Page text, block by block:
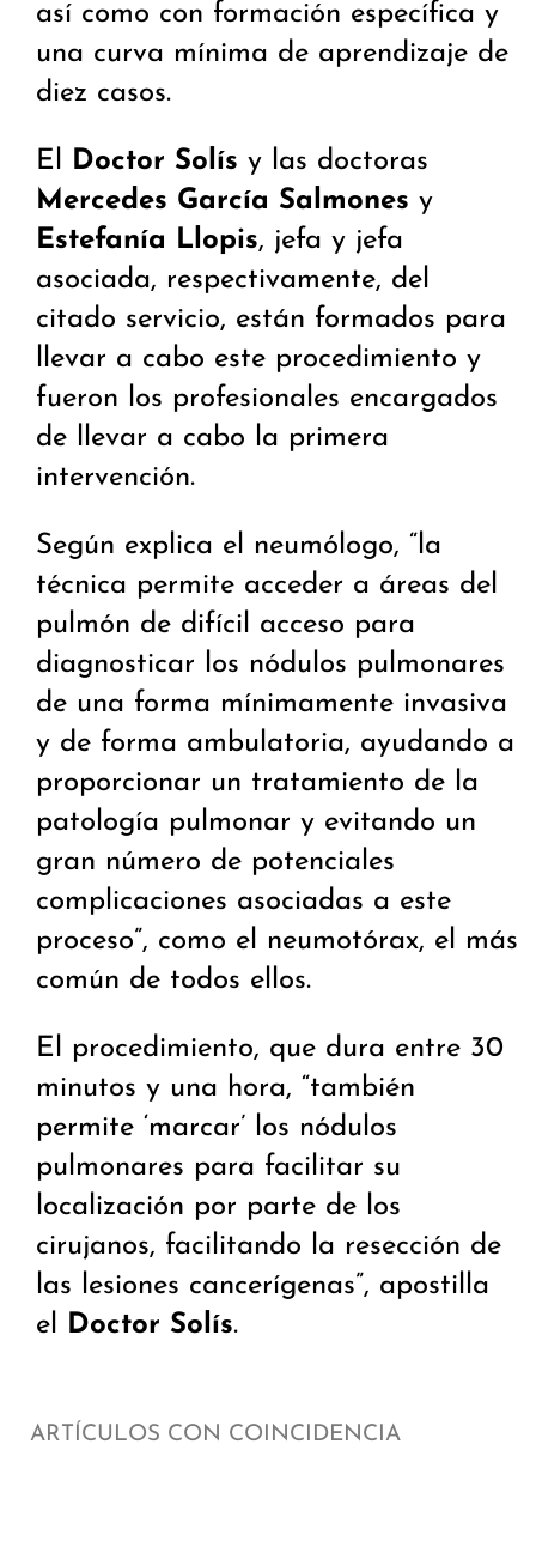
así como con formación específica y
una curva mínima de aprendizaje de
diez casos.
El Doctor Solís y las doctoras
Mercedes García Salmones y
Estefanía Llopis, jefa y jefa
asociada, respectivamente, del
citado servicio, están formados para
llevar a cabo este procedimiento y
fueron los profesionales encargados
de llevar a cabo la primera
intervención.
Según explica el neumólogo, “la
técnica permite acceder a áreas del
pulmón de difícil acceso para
diagnosticar los nódulos pulmonares
de una forma mínimamente invasiva
y de forma ambulatoria, ayudando a
proporcionar un tratamiento de la
patología pulmonar y evitando un
gran número de potenciales
complicaciones asociadas a este
proceso”, como el neumotórax, el más
común de todos ellos.
El procedimiento, que dura entre 30
minutos y una hora, “también
permite ‘marcar’ los nódulos
pulmonares para facilitar su
localización por parte de los
cirujanos, facilitando la resección de
las lesiones cancerígenas”, apostilla
el Doctor Solís.
ARTÍCULOS CON COINCIDENCIA